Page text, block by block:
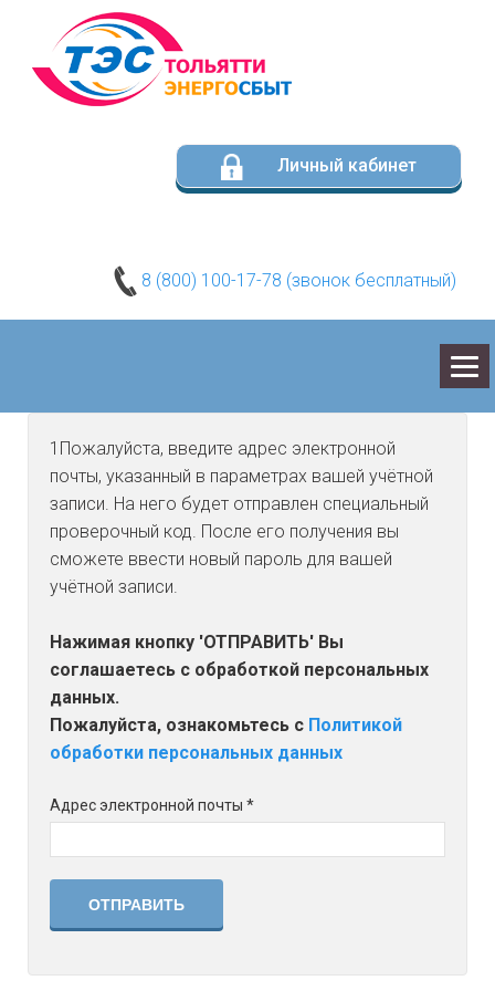
Личный кабинет
8 (800) 100-17-78 (звонок бесплатный)
ЮРИДИЧЕСКИМ ЛИЦАМ
ФИЗИЧЕСКИМ ЛИЦАМ
ОСТАВИТЬ СООБЩЕНИЕ
1Пожалуйста, введите адрес электронной
почты, указанный в параметрах вашей учётной
записи. На него будет отправлен специальный
проверочный код. После его получения вы
сможете ввести новый пароль для вашей
учётной записи.
Нажимая кнопку 'ОТПРАВИТЬ' Вы
соглашаетесь с обработкой персональных
данных.
Пожалуйста, ознакомьтесь с Политикой
обработки персональных данных
Адрес электронной почты *
ОТПРАВИТЬ